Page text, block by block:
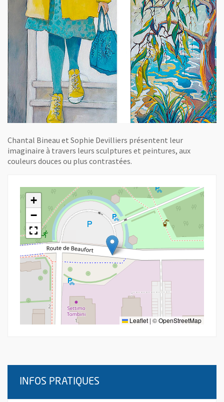
Chantal Bineau et Sophie Devilliers présentent leur
imaginaire à travers leurs sculptures et peintures, aux
couleurs douces ou plus contrastées.
+
−
Leaflet | ©OpenStreetMap
INFOS PRATIQUES